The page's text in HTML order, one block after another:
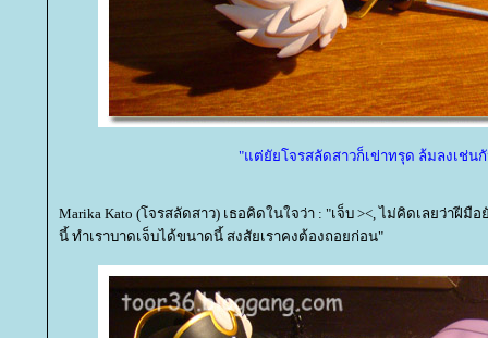
"แต่ยัยโจรสลัดสาวก็เข่าทรุด ล้มลงเช่น
Marika Kato (โจรสลัดสาว) เธอคิดในใจว่า : "เจ็บ ><, ไม่คิดเลยว่าฝี
นี้ ทำเราบาดเจ็บได้ขนาดนี้ สงสัยเราคงต้องถอยก่อน"